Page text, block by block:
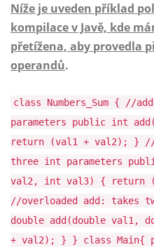
Níže je uveden příklad
kompilace v Javě, kde
přetížena, aby provedla
operandů.
class Numbers_Sum { //
parameters public int
return (val1 + val2); } //
three int parameters
val2, int val3) { return
//overloaded add: takes
double add(double val1,
+ val2); } } class Main{